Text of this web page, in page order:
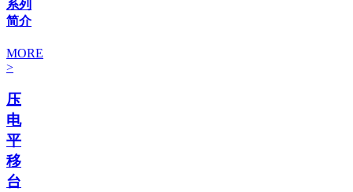
系列
简介
MORE
>
压
电
平
移
台